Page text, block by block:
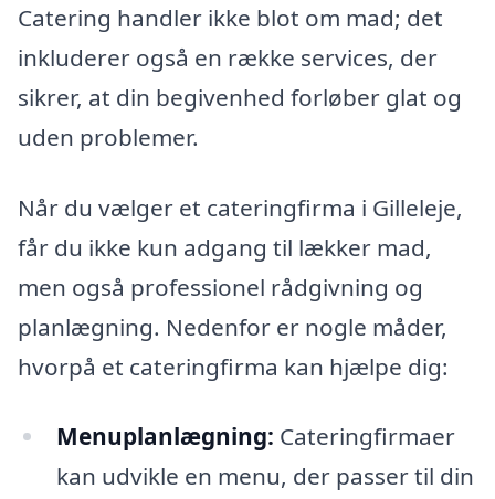
Catering handler ikke blot om mad; det
inkluderer også en række services, der
sikrer, at din begivenhed forløber glat og
uden problemer.
Når du vælger et cateringfirma i Gilleleje,
får du ikke kun adgang til lækker mad,
men også professionel rådgivning og
planlægning. Nedenfor er nogle måder,
hvorpå et cateringfirma kan hjælpe dig:
Menuplanlægning: Cateringfirmaer
kan udvikle en menu, der passer til din